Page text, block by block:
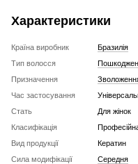
Характеристики
Країна виробник
Бразилія
Тип волосся
Призначення
Час застосування
Стать
Для жінок
Класифікація
Вид продукції
Кератин
Сила модифікації
Середня